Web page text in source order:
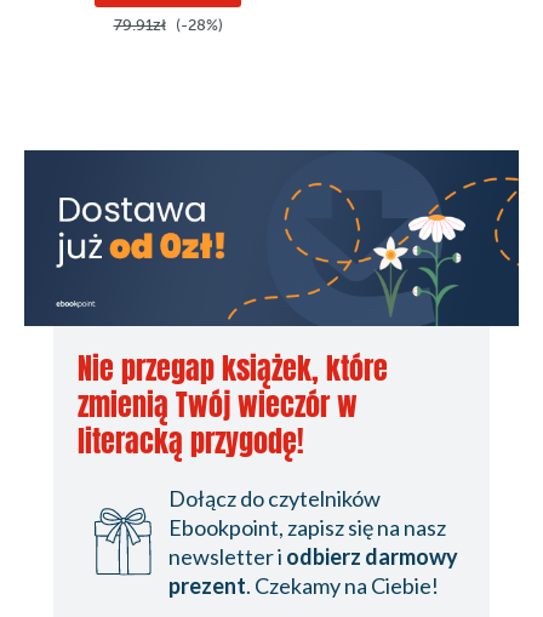
79.91zł (-28%)
Nie przegap książek, które
zmienią Twój wieczór w
literacką przygodę!
Dołącz do czytelników
Ebookpoint, zapisz się na nasz
newsletter i odbierz darmowy
prezent. Czekamy na Ciebie!